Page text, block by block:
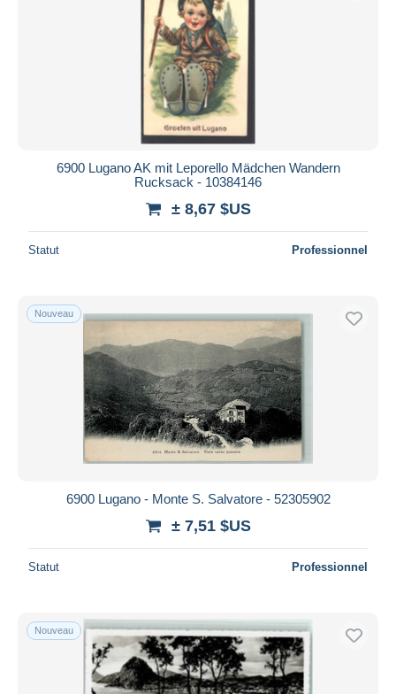
6900 Lugano AK mit Leporello Mädchen Wandern
Rucksack - 10384146
± 8,67 $US
Statut Professionnel
Nouveau
6900 Lugano - Monte S. Salvatore - 52305902
± 7,51 $US
Statut Professionnel
Nouveau